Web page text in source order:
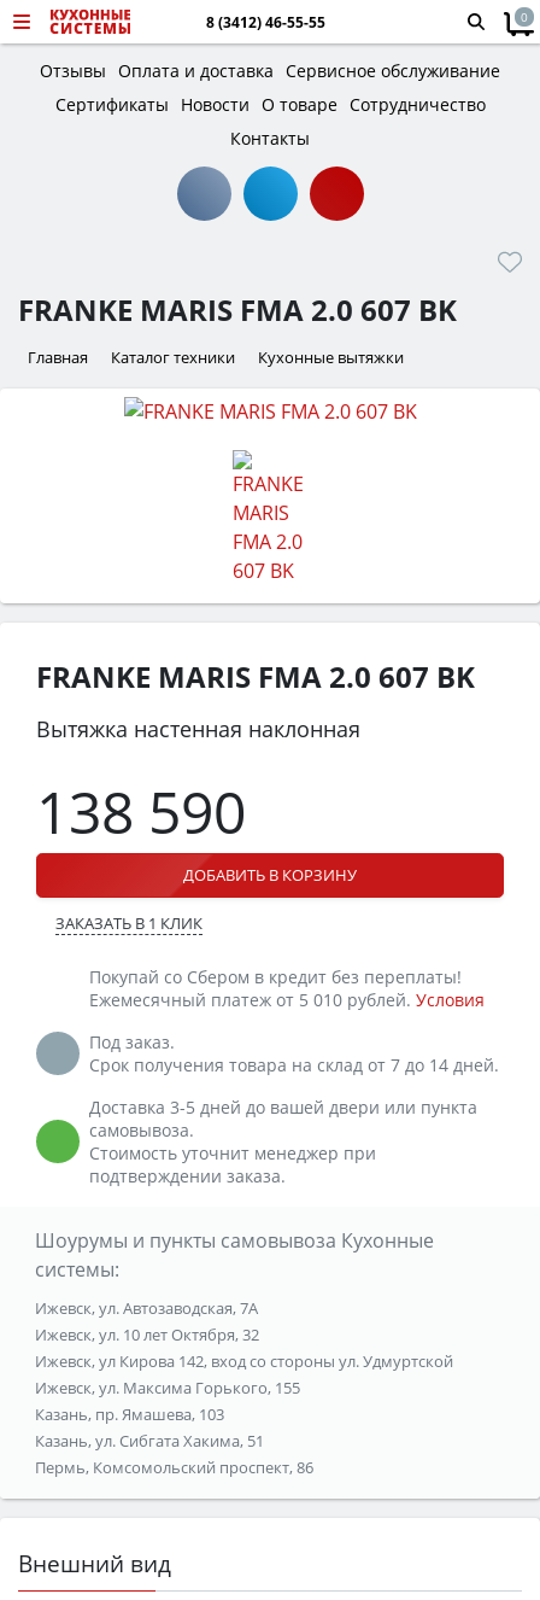
8 (3412) 46-55-55 0
Отзывы Оплата и доставка Сервисное обслуживание
Сертификаты
Новости О товаре Сотрудничество
Контакты
FRANKE MARIS FMA 2.0 607 BK
Главная Каталог техники Кухонные вытяжки
FRANKE MARIS FMA 2.0 607 BK
Вытяжка настенная наклонная
138 590
ДОБАВИТЬ В КОРЗИНУ
ЗАКАЗАТЬ В 1 КЛИК
Покупай со Сбером в кредит без переплаты!
Ежемесячный платеж от 5 010 рублей. Условия
Под заказ.
Срок получения товара на склад от 7 до 14 дней.
Доставка 3-5 дней до вашей двери или пункта
самовывоза.
Стоимость уточнит менеджер при
подтверждении заказа.
Шоурумы и пункты самовывоза Кухонные
системы:
Ижевск, ул. Автозаводская, 7А
Ижевск, ул. 10 лет Октября, 32
Ижевск, ул Кирова 142, вход со стороны ул. Удмуртской
Ижевск, ул. Максима Горького, 155
Казань, пр. Ямашева, 103
Казань, ул. Сибгата Хакима, 51
Пермь, Комсомольский проспект, 86
Внешний вид